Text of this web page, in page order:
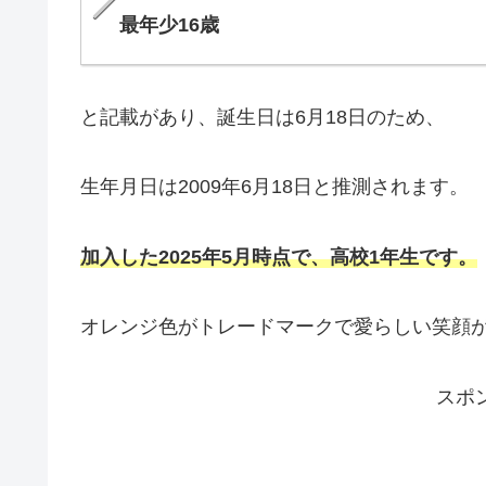
最年少16歳
と記載があり、誕生日は6月18日のため、
生年月日は2009年6月18日と推測されます。
加入した2025年5月時点で、高校1年生です。
オレンジ色がトレードマークで愛らしい笑顔
スポ